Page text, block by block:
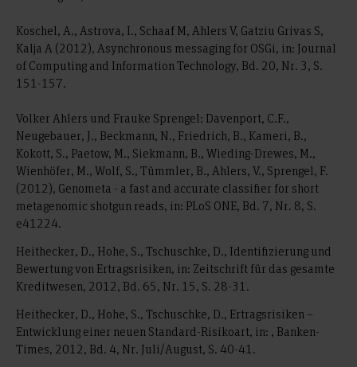
Koschel, A., Astrova, I., Schaaf M, Ahlers V, Gatziu Grivas S,
Kalja A (2012), Asynchronous messaging for OSGi, in: Journal
of Computing and Information Technology, Bd. 20, Nr. 3, S.
151-157.
Volker Ahlers und Frauke Sprengel: Davenport, C.F.,
Neugebauer, J., Beckmann, N., Friedrich, B., Kameri, B.,
Kokott, S., Paetow, M., Siekmann, B., Wieding-Drewes, M.,
Wienhöfer, M., Wolf, S., Tümmler, B., Ahlers, V., Sprengel, F.
(2012), Genometa - a fast and accurate classifier for short
metagenomic shotgun reads, in: PLoS ONE, Bd. 7, Nr. 8, S.
e41224.
Heithecker, D., Hohe, S., Tschuschke, D., Identifizierung und
Bewertung von Ertragsrisiken, in: Zeitschrift für das gesamte
Kreditwesen, 2012, Bd. 65, Nr. 15, S. 28-31.
Heithecker, D., Hohe, S., Tschuschke, D., Ertragsrisiken –
Entwicklung einer neuen Standard-Risikoart, in: , Banken-
Times, 2012, Bd. 4, Nr. Juli/August, S. 40-41.